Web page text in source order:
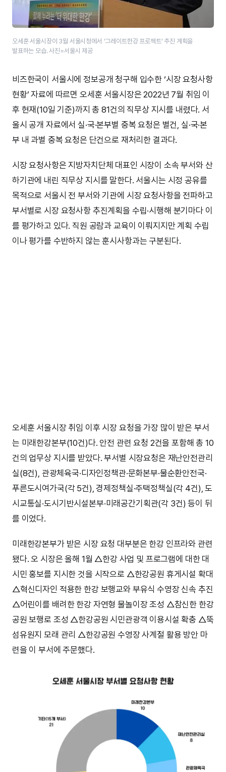
오세훈 서울시장이 3월 서울시청에서 ‘그레이트한강 프로젝트’ 추진 계획을
발표하는 모습. 사진=서울시 제공
비즈한국이 서울시에 정보공개 청구해 입수한 ‘시장 요청사항
현황’ 자료에 따르면 오세훈 서울시장은 2022년 7월 취임 이
후 현재(10일 기준)까지 총 81건의 직무상 지시를 내렸다. 서
울시 공개 자료에서 실·국·본부별 중복 요청은 별건, 실·국·본
부 내 과별 중복 요청은 단건으로 재처리한 결과다.
시장 요청사항은 지방자치단체 대표인 시장이 소속 부서와 산
하기관에 내린 직무상 지시를 말한다. 서울시는 시정 공유를
목적으로 서울시 전 부서와 기관에 시장 요청사항을 전파하고
부서별로 시장 요청사항 추진계획을 수립·시행해 분기마다 이
를 평가하고 있다. 직원 공람과 교육이 이뤄지지만 계획 수립
이나 평가를 수반하지 않는 훈시사항과는 구분된다.
오세훈 서울시장 취임 이후 시장 요청을 가장 많이 받은 부서
는 미래한강본부(10건)다. 안전 관련 요청 2건을 포함해 총 10
건의 업무상 지시를 받았다. 부서별 시장요청은 재난안전관리
실(8건), 관광체육국·디자인정책관·문화본부·물순환안전국·
푸른도시여가국(각 5건), 경제정책실·주택정책실(각 4건), 도
시교통실·도시기반시설본부·미래공간기획관(각 3건) 등이 뒤
를 이었다.
미래한강본부가 받은 시장 요청 대부분은 한강 인프라와 관련
됐다. 오 시장은 올해 1월 △한강 사업 및 프로그램에 대한 대
시민 홍보를 지시한 것을 시작으로 △한강공원 휴게시설 확대
△혁신디자인 적용한 한강 보행교와 부유식 수영장 신속 추진
△어린이를 배려한 한강 자연형 물놀이장 조성 △참신한 한강
공원 보행로 조성 △한강공원 시민관광객 이용시설 확충 △뚝
섬유원지 모래 관리 △한강공원 수영장 사계절 활용 방안 마
련을 이 부서에 주문했다.